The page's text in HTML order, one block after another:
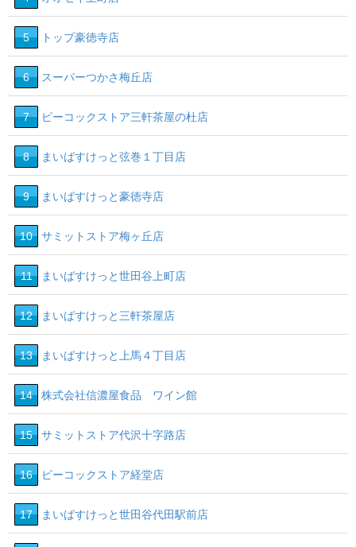
5 トップ豪徳寺店
6 スーパーつかさ梅丘店
7 ピーコックストア三軒茶屋の杜店
8 まいばすけっと弦巻１丁目店
9 まいばすけっと豪徳寺店
10 サミットストア梅ヶ丘店
11 まいばすけっと世田谷上町店
12 まいばすけっと三軒茶屋店
13 まいばすけっと上馬４丁目店
14 株式会社信濃屋食品 ワイン館
15 サミットストア代沢十字路店
16 ピーコックストア経堂店
17 まいばすけっと世田谷代田駅前店